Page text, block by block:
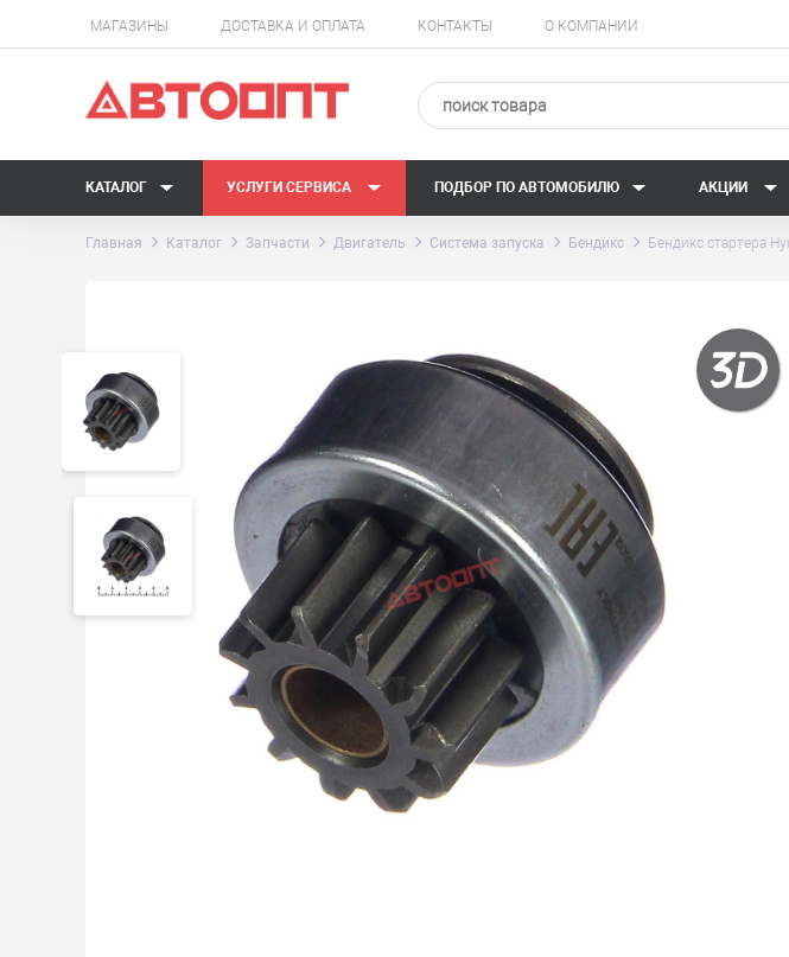
МАГАЗИНЫ ДОСТАВКА И ОПЛАТА КОНТАКТЫ О КОМПАНИИ
КАТАЛОГ УСЛУГИ СЕРВИСА ПОДБОР ПО АВТОМОБИЛЮ АКЦИИ
Главная Каталог Запчасти Двигатель Система запуска Бендикс Бендикс стартера